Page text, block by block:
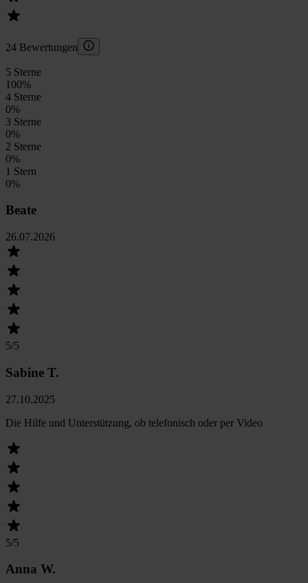
24 Bewertungen
5 Sterne
100%
4 Sterne
0%
3 Sterne
0%
2 Sterne
0%
1 Stern
0%
Beate
26.07.2026
5/5
Sabine T.
27.10.2025
Die Hilfe und Unterstützung, ob telefonisch oder per Video
5/5
Anna W.